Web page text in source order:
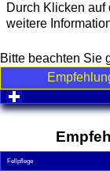
Durch Klicken auf
weitere
Bitte beachten Sie
click to
Fellpflege